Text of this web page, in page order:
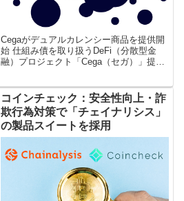
Cegaがデュアルカレンシー商品を提供開
始 仕組み債を取り扱うDeFi（分散型金
融）プロジェクト「Cega（セガ）」提供
を11月30日発表 […]
コインチェック：安全性向上・詐
欺行為対策で「チェイナリシス」
の製品スイートを採用